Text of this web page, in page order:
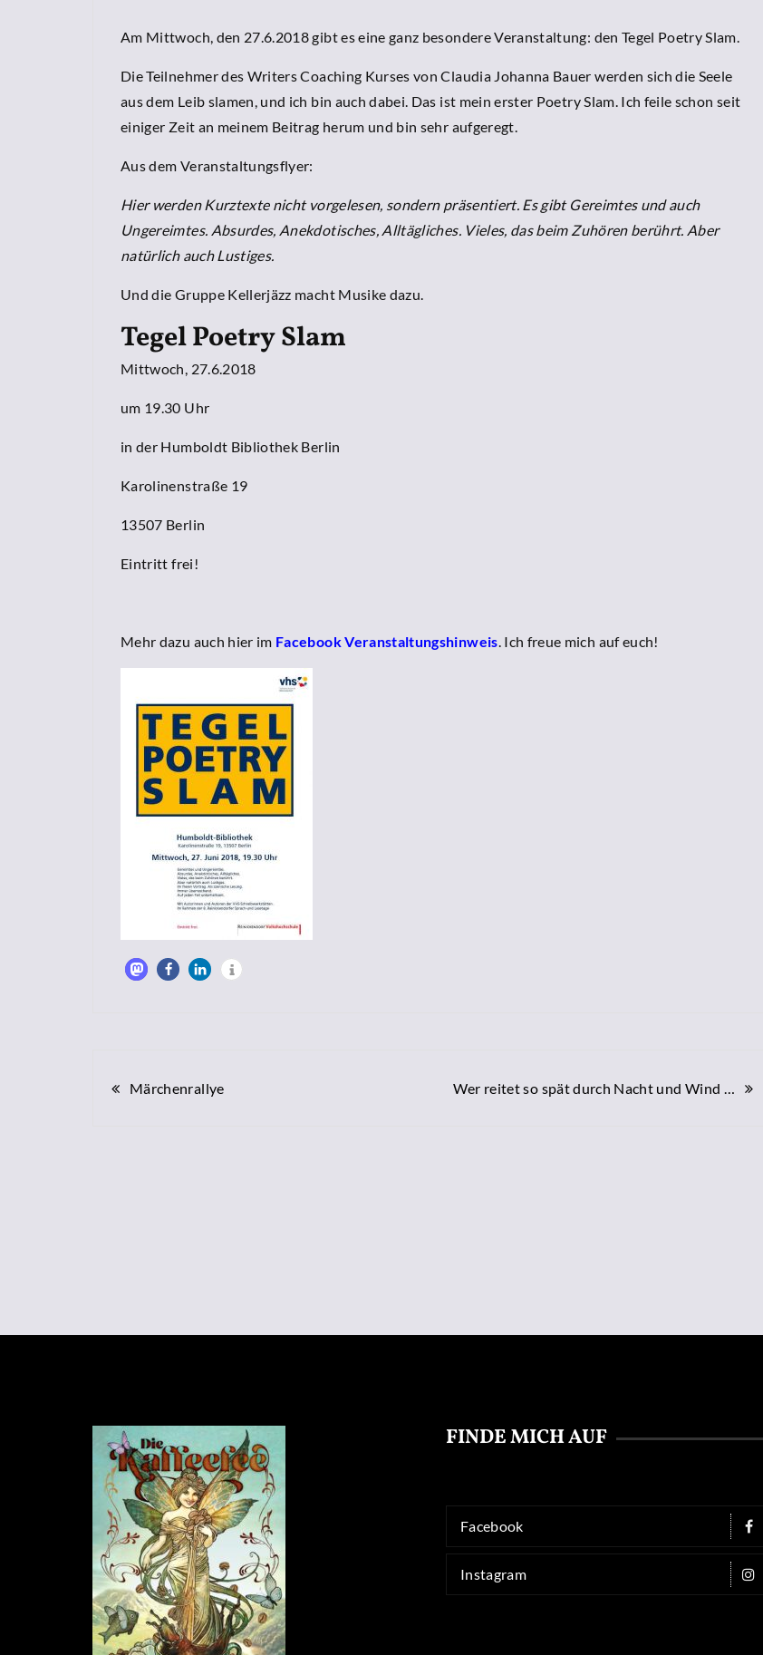
Am Mittwoch, den 27.6.2018 gibt es eine ganz besondere Veranstaltung: den Tegel Poetry Slam.
Die Teilnehmer des Writers Coaching Kurses von Claudia Johanna Bauer werden sich die Seele
aus dem Leib slamen, und ich bin auch dabei. Das ist mein erster Poetry Slam. Ich feile schon seit
einiger Zeit an meinem Beitrag herum und bin sehr aufgeregt.
Aus dem Veranstaltungsflyer:
Hier werden Kurztexte nicht vorgelesen, sondern präsentiert. Es gibt Gereimtes und auch
Ungereimtes. Absurdes, Anekdotisches, Alltägliches. Vieles, das beim Zuhören berührt. Aber
natürlich auch Lustiges.
Und die Gruppe Kellerjäzz macht Musike dazu.
Tegel Poetry Slam
Mittwoch, 27.6.2018
um 19.30 Uhr
in der Humboldt Bibliothek Berlin
Karolinenstraße 19
13507 Berlin
Eintritt frei!
Mehr dazu auch hier im Facebook Veranstaltungshinweis. Ich freue mich auf euch!
Beitragsnavigation
Märchenrallye Wer reitet so spät durch Nacht und Wind …
FINDE MICH AUF
Facebook
Instagram